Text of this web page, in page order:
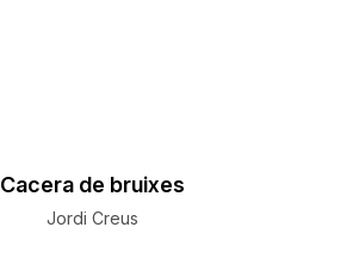
Cacera de bruixes
Jordi Creus